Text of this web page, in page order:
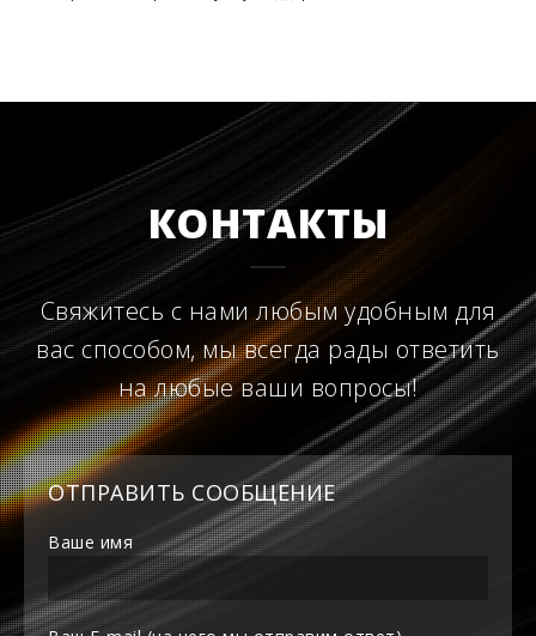
КОНТАКТЫ
Свяжитесь с нами любым удобным для
вас способом, мы всегда рады ответить
на любые ваши вопросы!
ОТПРАВИТЬ СООБЩЕНИЕ
Ваше имя